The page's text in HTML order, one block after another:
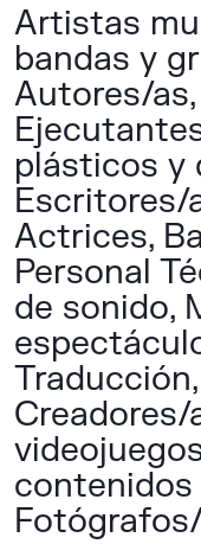
Artistas
bandas y
Autores/
plásticos y
Escritores/
Actrices,
Personal
de sonido,
Creadores/